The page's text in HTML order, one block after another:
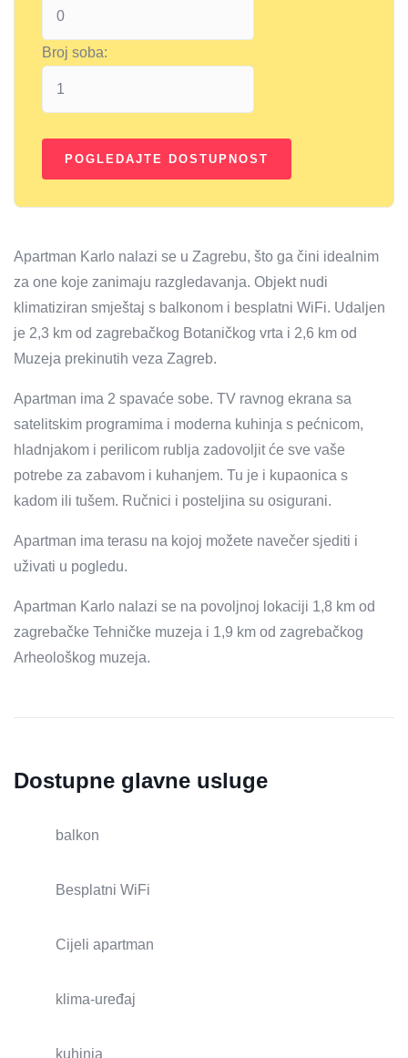
Broj soba:
Apartman Karlo nalazi se u Zagrebu, što ga čini idealnim
za one koje zanimaju razgledavanja. Objekt nudi
klimatiziran smještaj s balkonom i besplatni WiFi. Udaljen
je 2,3 km od zagrebačkog Botaničkog vrta i 2,6 km od
Muzeja prekinutih veza Zagreb.
Apartman ima 2 spavaće sobe. TV ravnog ekrana sa
satelitskim programima i moderna kuhinja s pećnicom,
hladnjakom i perilicom rublja zadovoljit će sve vaše
potrebe za zabavom i kuhanjem. Tu je i kupaonica s
kadom ili tušem. Ručnici i posteljina su osigurani.
Apartman ima terasu na kojoj možete navečer sjediti i
uživati ​​u pogledu.
Apartman Karlo nalazi se na povoljnoj lokaciji 1,8 km od
zagrebačke Tehničke muzeja i 1,9 km od zagrebačkog
Arheološkog muzeja.
Dostupne glavne usluge
balkon
Besplatni WiFi
Cijeli apartman
klima-uređaj
kuhinja